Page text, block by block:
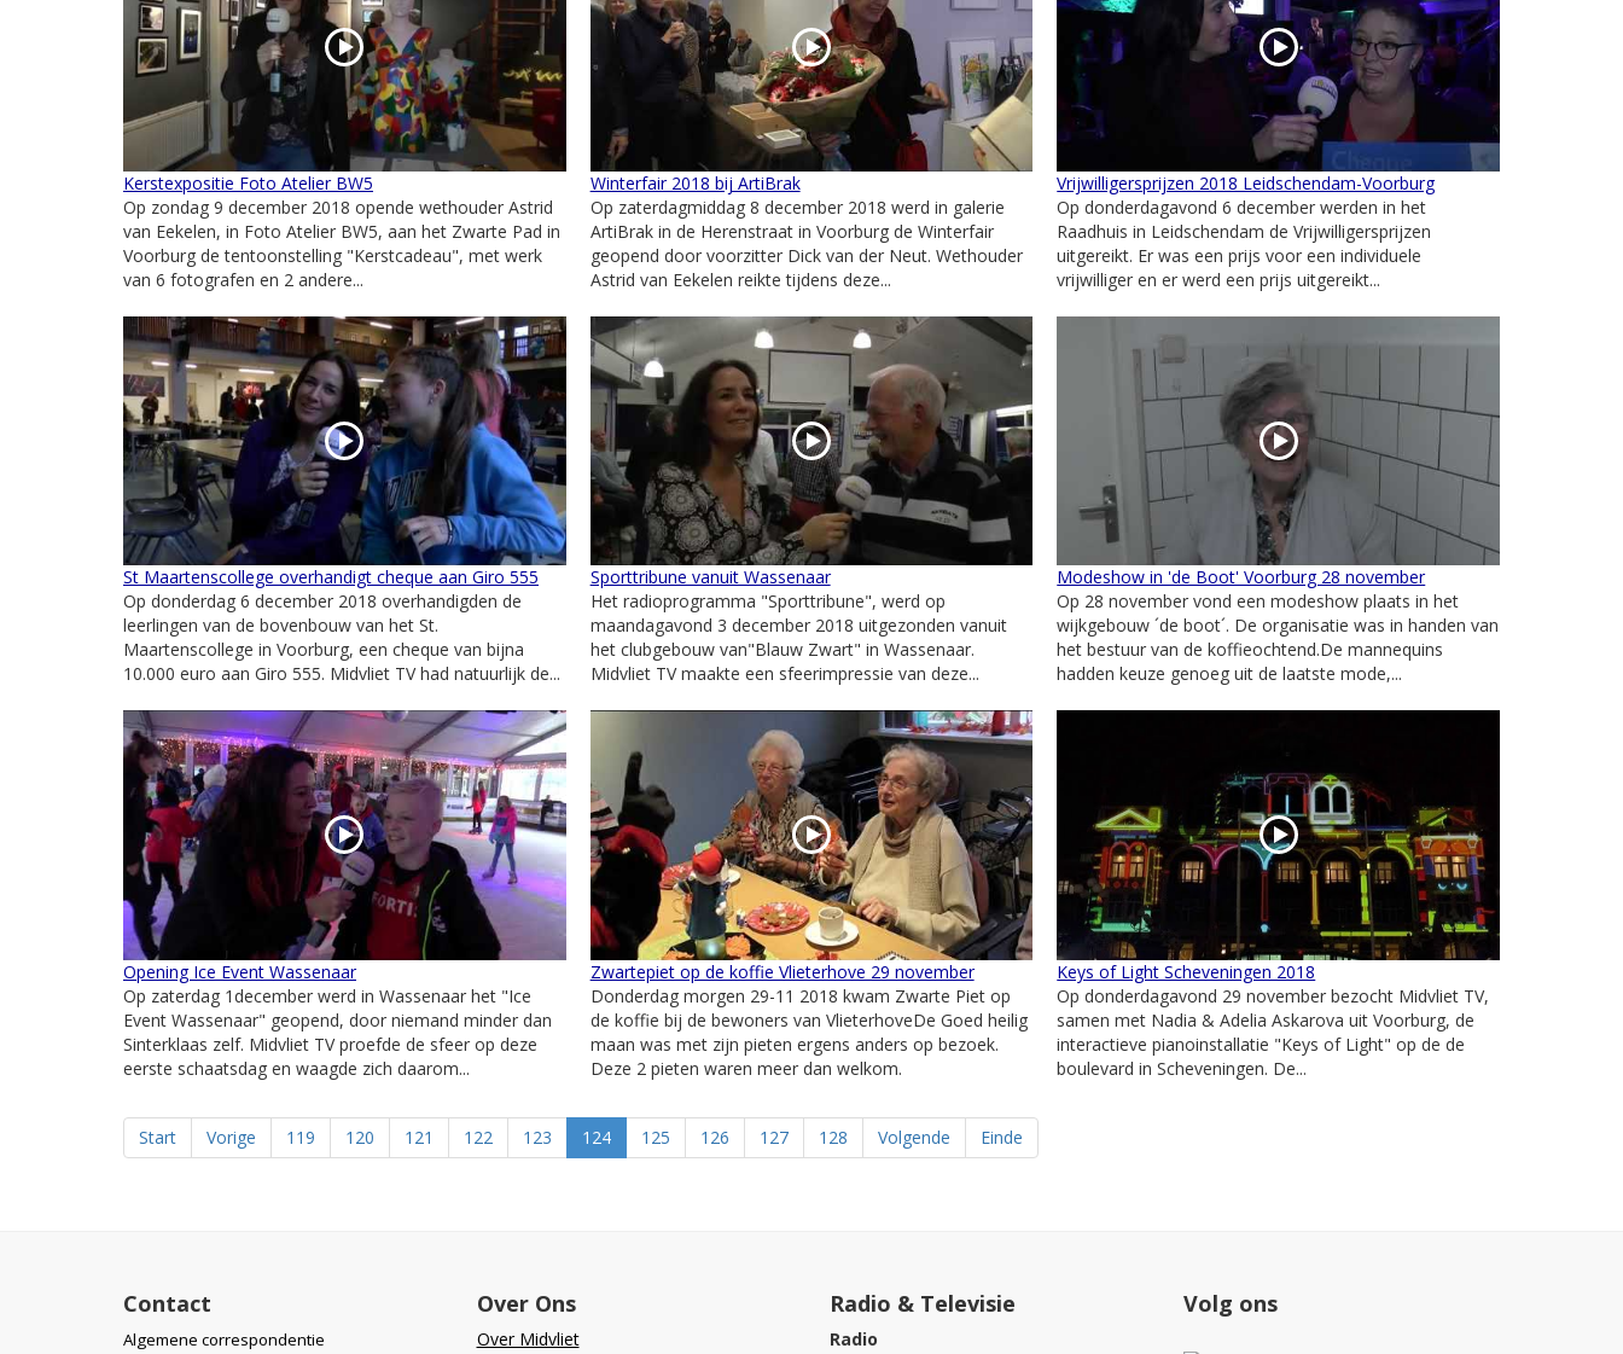
Kerstexpositie Foto Atelier BW5
Op zondag 9 december 2018 opende wethouder Astrid
van Eekelen, in Foto Atelier BW5, aan het Zwarte Pad in
Voorburg de tentoonstelling "Kerstcadeau", met werk
van 6 fotografen en 2 andere...
Winterfair 2018 bij ArtiBrak
Op zaterdagmiddag 8 december 2018 werd in galerie
ArtiBrak in de Herenstraat in Voorburg de Winterfair
geopend door voorzitter Dick van der Neut. Wethouder
Astrid van Eekelen reikte tijdens deze...
Vrijwilligersprijzen 2018 Leidschendam-Voorburg
Op donderdagavond 6 december werden in het
Raadhuis in Leidschendam de Vrijwilligersprijzen
uitgereikt. Er was een prijs voor een individuele
vrijwilliger en er werd een prijs uitgereikt...
St Maartenscollege overhandigt cheque aan Giro 555
Op donderdag 6 december 2018 overhandigden de
leerlingen van de bovenbouw van het St.
Maartenscollege in Voorburg, een cheque van bijna
10.000 euro aan Giro 555. Midvliet TV had natuurlijk de...
Sporttribune vanuit Wassenaar
Het radioprogramma "Sporttribune", werd op
maandagavond 3 december 2018 uitgezonden vanuit
het clubgebouw van"Blauw Zwart" in Wassenaar.
Midvliet TV maakte een sfeerimpressie van deze...
Modeshow in 'de Boot' Voorburg 28 november
Op 28 november vond een modeshow plaats in het
wijkgebouw ´de boot´. De organisatie was in handen van
het bestuur van de koffieochtend.De mannequins
hadden keuze genoeg uit de laatste mode,...
Opening Ice Event Wassenaar
Op zaterdag 1december werd in Wassenaar het "Ice
Event Wassenaar" geopend, door niemand minder dan
Sinterklaas zelf. Midvliet TV proefde de sfeer op deze
eerste schaatsdag en waagde zich daarom...
Zwartepiet op de koffie Vlieterhove 29 november
Donderdag morgen 29-11 2018 kwam Zwarte Piet op
de koffie bij de bewoners van VlieterhoveDe Goed heilig
maan was met zijn pieten ergens anders op bezoek.
Deze 2 pieten waren meer dan welkom.
Keys of Light Scheveningen 2018
Op donderdagavond 29 november bezocht Midvliet TV,
samen met Nadia & Adelia Askarova uit Voorburg, de
interactieve pianoinstallatie "Keys of Light" op de de
boulevard in Scheveningen. De...
Start Vorige 119 120 121 122 123 124 125 126 127 128 Volgende Einde
Contact
Algemene correspondentie
Over Ons
Over Midvliet
Radio & Televisie
Radio
Volg ons